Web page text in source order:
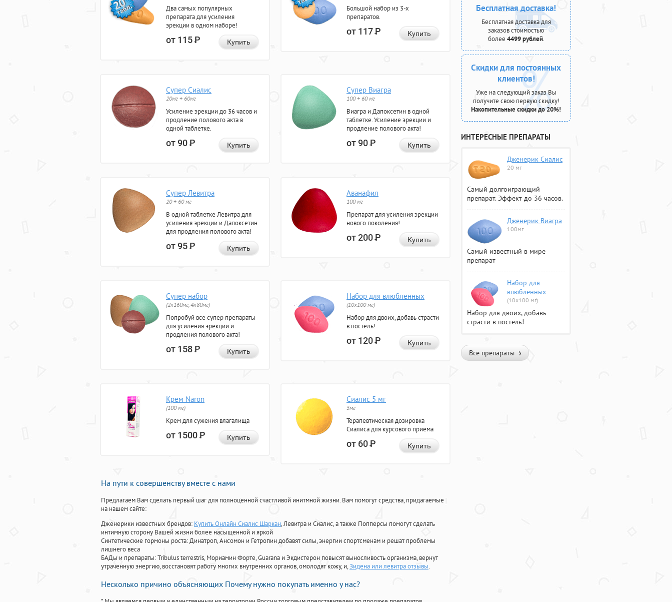
Два самых популярных
препарата для усиления
эрекции в одном наборе!
от 115Р Купить
Большой набор из 3-х
препаратов.
от 117Р Купить
Супер Сиалис
20мг + 60мг
Усиление эрекции до 36 часов и
продление полового акта в
одной таблетке.
от 90Р Купить
Супер Виагра
100 + 60 мг
Виагра и Дапоксетин в одной
таблетке. Усиление эрекции и
продление полового акта!
от 90Р Купить
Супер Левитра
20 + 60 мг
В одной таблетке Левитра для
усиления эрекции и Дапоксетин
для продления полового акта!
от 95Р Купить
Аванафил
100 мг
Препарат для усиления эрекции
нового поколения!
от 200Р Купить
Супер набор
(2х160мг, 4х80мг)
Попробуй все супер препараты
для усиления эрекции и
продления полового акта!
от 158Р Купить
Набор для влюбленных
(10х100 мг)
Набор для двоих, добавь страсти
в постель!
от 120Р Купить
Крем Naron
(100 мг)
Крем для сужения влагалища
от 1500Р Купить
Сиалис 5 мг
5мг
Терапевтическая дозировка
Сиалиса для курсового приема
от 60Р Купить
На пути к совершенству вместе с нами
Предлагаем Вам сделать первый шаг для полноценной счастливой инитмной жизни. Вам помогут средства, придагаемые
на нашем сайте:
Дженерики известных брендов: Купить Онлайн Сиалис Шаркан, Левитра и Сиалис, а также Попперсы помогут сделать
интимную сторону Вашей жизни более насыщенной и яркой
Синтетические гормоны роста: Динатроп, Ансомон и Гетропин добавят силы, энергии спортсменам и решат проблемы
лишнего веса
БАДы и препараты:Tribulus terrestris, Мориамин Форте, Guarana и Экдистерон повысят выносливость организма, вернут
утраченную энергию, восстановят работу многих внутренних органов, омолодят кожу, и,Зидена или левитра отзывы.
Несколько причино объясняющих Почему нужно покупать именно у нас?
Бесплатная доставка!
Бесплатная доставка для
заказов стоимостью
более 4499 рублей.
Скидки для постоянных
клиентов!
Уже на следующий заказ Вы
получите свою первую скидку!
Накопительные скидки до 20%!
ИНТЕРЕСНЫЕ ПРЕПАРАТЫ
Дженерик Сиалис
20 мг
Самый долгоиграющий
препарат. Эффект до 36 часов.
Дженерик Виагра
100мг
Самый известный в мире
препарат
Набор для
влюбленных
(10х100 мг)
Набор для двоих, добавь
страсти в постель!
Все препараты